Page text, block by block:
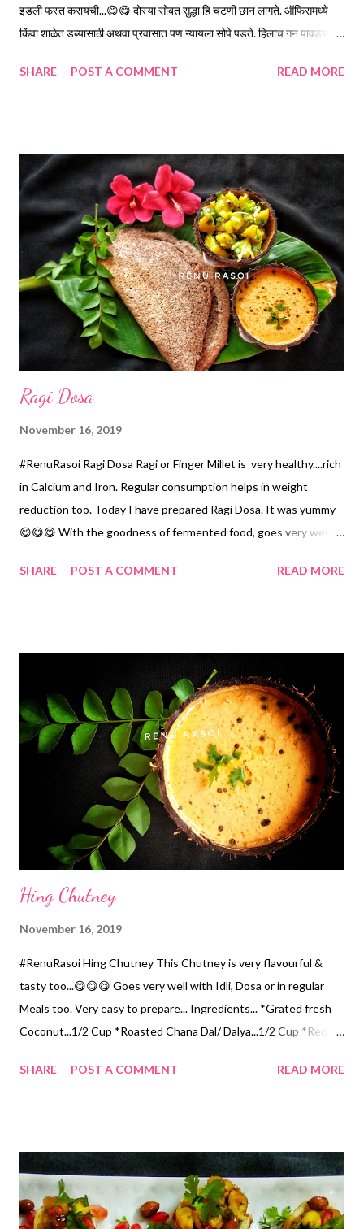
इडली फस्त करायची...😋😋 दोस्या सोबत सुद्धा हि चटणी छान लागते. ऑफिसमध्ये
किंवा शाळेत डब्यासाठी अथवा प्रवासात पण न्यायला सोपे पडते. हिलाच गन पावडर असे
डाळ....अर्धी वाटी *हरबरा डाळ.... अर्धी वाटी *तीळ... पाव वाटी *सुक्या लाल मिरच्या...
गार झाल्यावर मिक्सरमधून रवाळ दळून घ्या. *इडली किंवा डोसा ला लावायच्या आधी
तेलात छान कालवून कमीत कमी 30 मिनिटे मुरू द्या. मग इडली डोसा ला मस्त लावून
फस्त करा. * खोबरेल तेल, तीळाचे तेल व साजूक तुपात अजून छान लागते. *इडली
रेसिपी #रेणूरसोई इडली इडली हा मुख्यतः दक्षिण भारतातील पदार्थ...
SHARE POST A COMMENT READ MORE
Ragi Dosa
November 16, 2019
#RenuRasoi Ragi Dosa Ragi or Finger Millet is very healthy....rich
in Calcium and Iron. Regular consumption helps in weight
reduction too. Today I have prepared Ragi Dosa. It was yummy
😋😋😋 With the goodness of fermented food, goes very well
Millet....1 Cup 1 Cup....150 ml. *Raw Rice ....1 Cup *Udid Dal/Split
*Grind all to a smooth paste by adding sufficient water. *Let it
ferment overnight or for 7..8 hours. *Add 1.5 tsp Salt in the
fermented batter, mix properly. Add little water if necessary.
Batter consistency should be little like Dosa batter. *Heat Iron
Tawa on low flame for 5 minutes, spread Two tsp Oil, once again
let it heat for Two minutes. It may become little smoky. Don't
worry... *Sprea...
SHARE POST A COMMENT READ MORE
Hing Chutney
November 16, 2019
#RenuRasoi Hing Chutney This Chutney is very flavourful &
tasty too...😋😋😋 Goes very well with Idli, Dosa or in regular
Meals too. Very easy to prepare... Ingredients... *Grated fresh
Coconut...1/2 Cup *Roasted Chana Dal/ Dalya...1/2 Cup *Red
Pulp...3 tsp *Asafoetida/Hing...1/4 tsp For tempering... *Oil... 2
Tamarind Pulp. Grind all without adding water. *Add 3/4 th Cup
water, grind to a smooth paste. *Pour Chutney in a pot. *For
tempering... *Heat Oil in a pan, add Mustard Seeds, let it
SHARE POST A COMMENT READ MORE